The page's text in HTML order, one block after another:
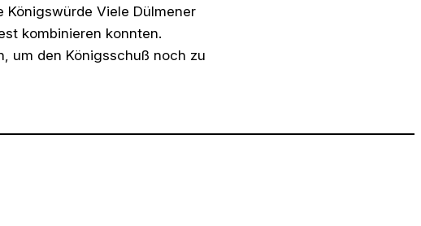
Königswürde Viele Dülmener
kombinieren konnten.
um den Königsschuß noch zu